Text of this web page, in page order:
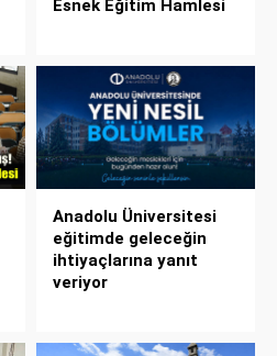
Esnek Eğitim Hamlesi
Anadolu Üniversitesi
eğitimde geleceğin
ihtiyaçlarına yanıt
veriyor